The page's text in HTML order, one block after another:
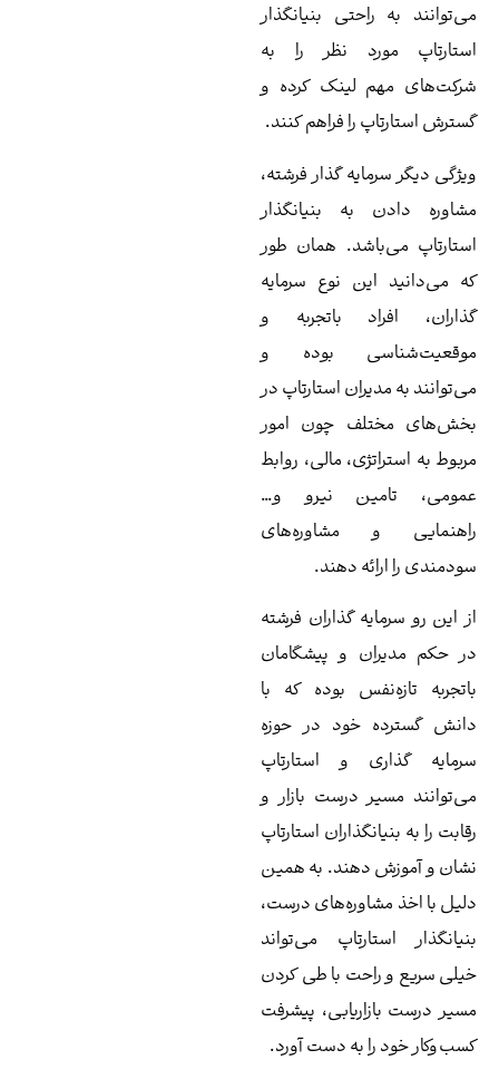
به راحتی بنیانگذار
مورد نظر را به
مهم لینک کرده و
استارتاپ را فراهم کنند.
دیگر سرمایه گذار فرشته،
دادن به بنیانگذار
می‌باشد. همان طور
می‌دانید این نوع سرمايه‌
افراد باتجربه و
بوده و
به مدیران استارتاپ در
مختلف چون امور
به استراتژی، مالی، روابط
تامین نیرو و…
و مشاوره‌های
را ارائه دهند.
این رو سرمایه‌ گذاران فرشته
حکم مدیران وپیشگامان
تازه‌نفس بوده که با
گسترده خود در حوزه
‌گذاری و استارتاپ
مسیر درست بازار و
را به بنیانگذاران استارتاپ
و آموزش دهند. به همین
با اخذ مشاوره‌های درست،
استارتاپ می‌تواند
سریع و راحت با طی کردن
درست بازاریابی، پیشرفت
خود را به دست آورد.